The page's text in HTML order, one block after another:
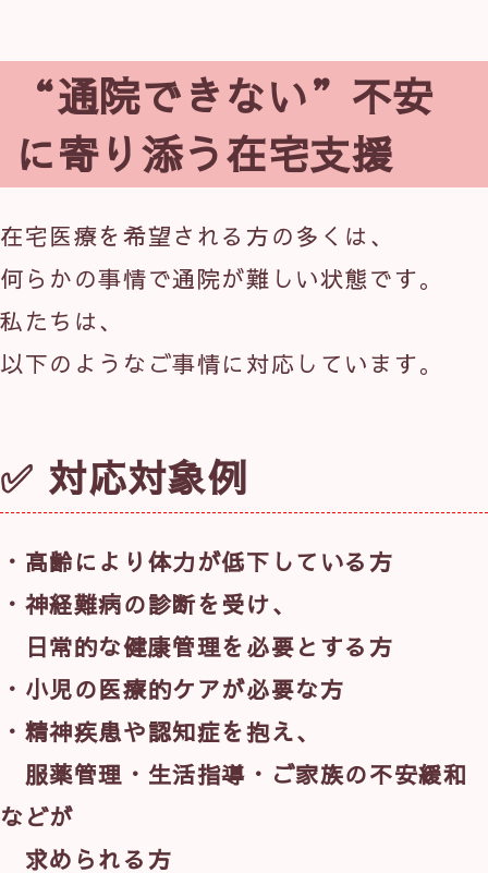
“通院できない”不安
に寄り添う在宅支援
在宅医療を希望される方の多くは、
何らかの事情で通院が難しい状態です。
私たちは、
以下のようなご事情に対応しています。
✅ 対応対象例
・高齢により体力が低下している方
・神経難病の診断を受け、
日常的な健康管理を必要とする方
・小児の医療的ケアが必要な方
・精神疾患や認知症を抱え、
服薬管理・生活指導・ご家族の不安緩和
などが
求められる方